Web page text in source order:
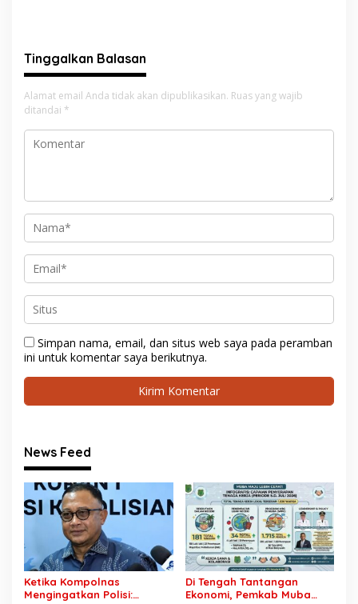
Tinggalkan Balasan
Alamat email Anda tidak akan dipublikasikan. Ruas yang wajib
ditandai *
Simpan nama, email, dan situs web saya pada peramban
ini untuk komentar saya berikutnya.
News Feed
Ketika Kompolnas
Mengingatkan Polisi:
Di Tengah Tantangan
Ekonomi, Pemkab Muba